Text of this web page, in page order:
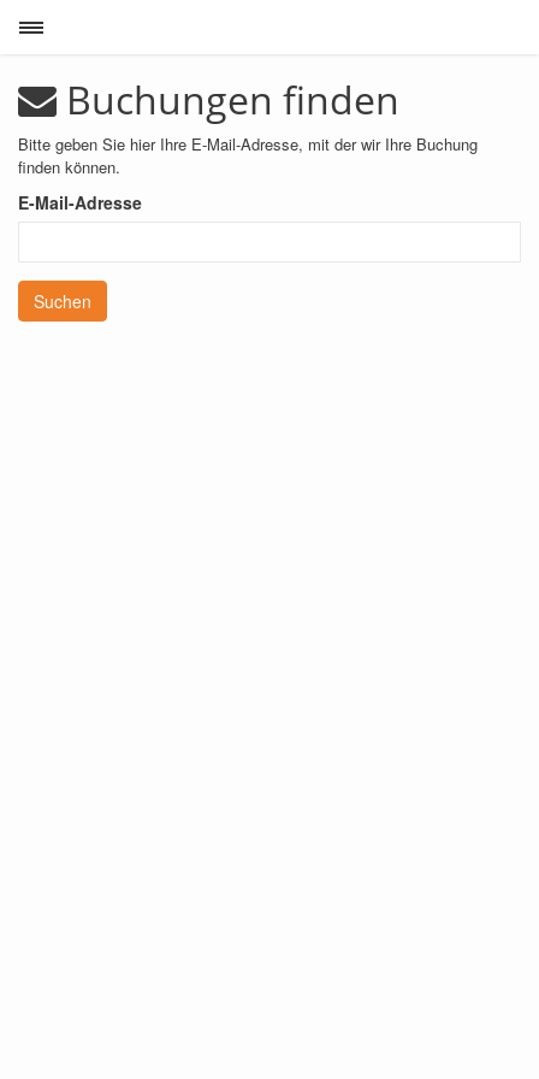
Toggle sidebar
Buchungen finden
Bitte geben Sie hier Ihre E-Mail-Adresse, mit der wir Ihre Buchung
finden können.
E-Mail-Adresse
Suchen